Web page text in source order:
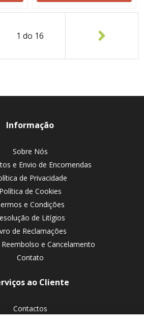
1 do 16
Informação
Sobre Nós
e Envio de Encomendas
de Privacidade
Política de Cookies
e Condições
de Litígios
de Reclamações
e Cancelamento
Contato
ao Cliente
Contactos